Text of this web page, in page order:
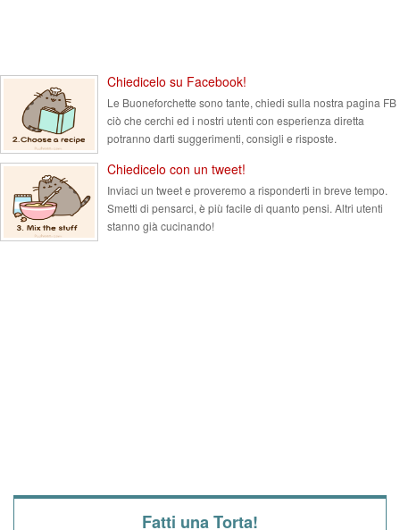
Chiedicelo su Facebook!
Le Buoneforchette sono tante, chiedi sulla nostra pagina FB
ciò che cerchi ed i nostri utenti con esperienza diretta
potranno darti suggerimenti, consigli e risposte.
Chiedicelo con un tweet!
Inviaci un tweet e proveremo a risponderti in breve tempo.
Smetti di pensarci, è più facile di quanto pensi. Altri utenti
stanno già cucinando!
Fatti una Torta!